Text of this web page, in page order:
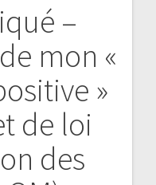
–
mon «
»
de loi
des